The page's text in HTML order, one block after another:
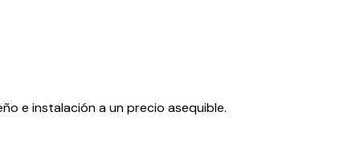
e instalación a un precio asequible.